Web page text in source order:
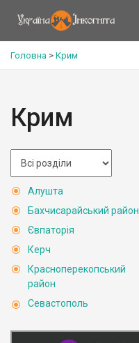
Головна > Крим
Крим
Алушта
Бахчисарайський район
Євпаторія
Керч
Красноперекопський
район
Севастополь